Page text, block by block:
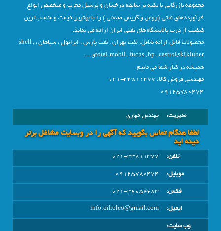
مجموعه بازرگانی با تکیه بر سابقه درخشان و پرسنل مجرب و متخصص انواع
فرآورده های نفتی (روغن و گریس صنعتی ) را با بهترین قیمت و مناسب ترین
کیفیت از درب پالایشگاه های نفتی ایران ارائه می نماید.
محصولات قابل ارائه شامل: نفت بهران ، نفت پارس ، ایرانول ، سپاهان ، shell ,
total ,mobil , fuchs , bp , castrol,skf,kluberو....
همیشه در کنار شما می مانیم
مهندسی فروش کالا: 33811377-021
09125780474
مدیریت: مهندس قهاری
لطفا هنگام تماس بگویید که آگهی را در وبسايت مشاغل برتر
دیده اید
تلفن:
021-33811377
موبایل:
09125780474
فکس:
021-36054683
ایمیل:
info.oilrolco@gmail.com
وب سایت: